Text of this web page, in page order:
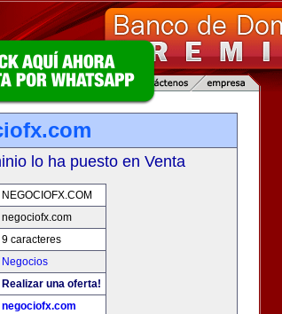
lo ha puesto en Venta
NEGOCIOFX.COM
negociofx.com
9 caracteres
Negocios
Realizar una oferta!
negociofx.com